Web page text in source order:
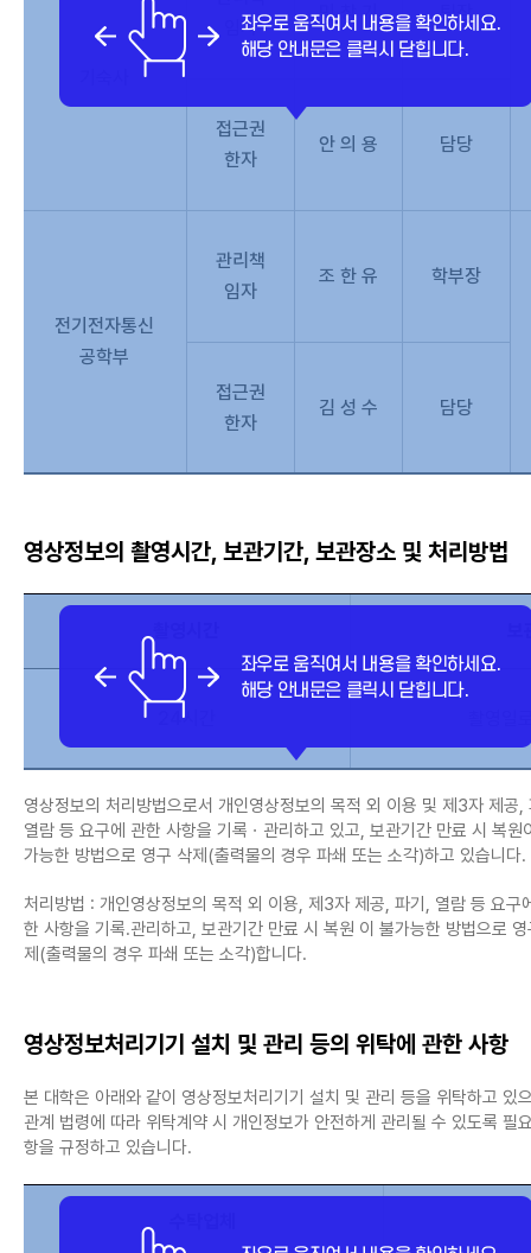
임자
민 창 기 팀장
접근권
한자
안 의 용 담당
전기전자통신
공학부
관리책
임자
조 한 유 학부장
접근권
한자
김 성 수 담당
영상정보의 촬영시간, 보관기간, 보관장소 및 처리방법
24시간
영상정보의 처리방법으로서 개인영상정보의 목적 외 이용 및 제3자 제공,
열람 등 요구에 관한 사항을 기록ㆍ관리하고 있고, 보관기간 만료 시 복원
가능한 방법으로 영구 삭제(출력물의 경우 파쇄 또는 소각)하고 있습니다.
처리방법 : 개인영상정보의 목적 외 이용, 제3자 제공, 파기, 열람 등 요구
한 사항을 기록․관리하고, 보관기간 만료 시 복원 이 불가능한 방법으로
제(출력물의 경우 파쇄 또는 소각)합니다.
영상정보처리기기 설치 및 관리 등의 위탁에 관한 사항
본 대학은 아래와 같이 영상정보처리기기 설치 및 관리 등을 위탁하고 있
관계 법령에 따라 위탁계약 시 개인정보가 안전하게 관리될 수 있도록 필
항을 규정하고 있습니다.